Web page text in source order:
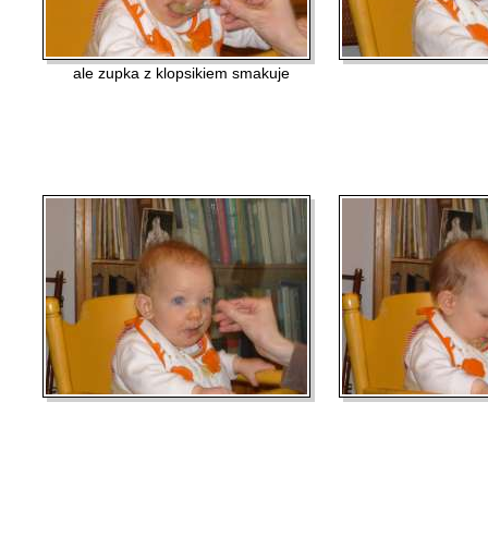
ale zupka z klopsikiem smakuje